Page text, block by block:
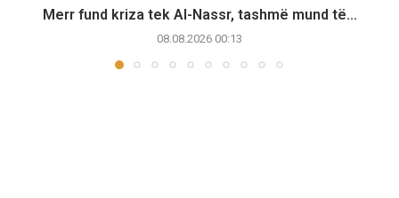
Merr fund kriza tek Al-Nassr, tashmë mund të...
08.08.2026 00:13